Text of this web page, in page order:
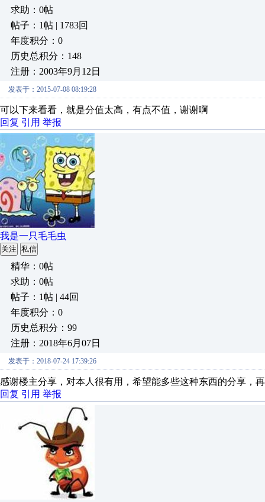
求助：0帖
帖子：1帖 | 1783回
年度积分：0
历史总积分：148
注册：2003年9月12日
发表于：2015-07-08 08:19:28
可以下来看看，就是分值太高，有点不值，谢谢啊
回复 引用 举报
我是一只毛毛虫
关注 私信
精华：0帖
求助：0帖
帖子：1帖 | 44回
年度积分：0
历史总积分：99
注册：2018年6月07日
发表于：2018-07-24 17:39:26
感谢楼主分享，对本人很有用，希望能多些这种东西的分享，
回复 引用 举报